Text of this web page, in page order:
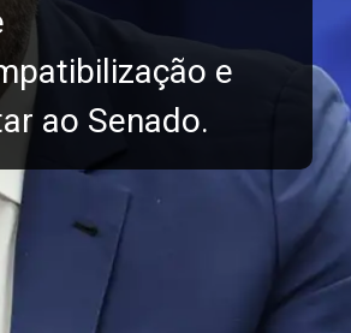
e
ao Senado.